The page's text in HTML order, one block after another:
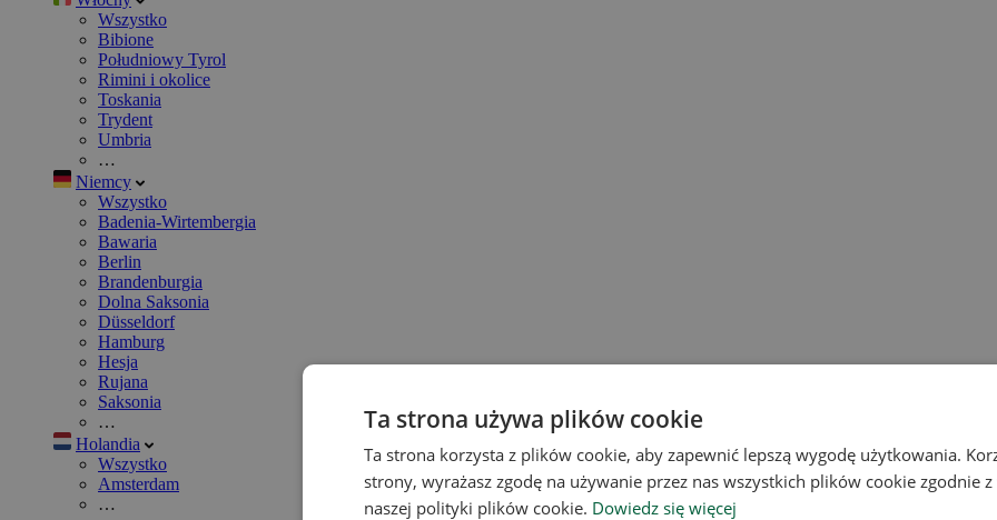
Wszystko
Bibione
Południowy Tyrol
Rimini i okolice
Toskania
Trydent
Umbria
…
Niemcy
Wszystko
Badenia-Wirtembergia
Bawaria
Berlin
Brandenburgia
Dolna Saksonia
Düsseldorf
Hamburg
Hesja
Rujana
Saksonia
…
Holandia
Wszystko
Amsterdam
…
Ta strona używa plików cookie
Ta strona korzysta z plików cookie, aby zapewnić lepszą wygodę użytkowania.
strony, wyrażasz zgodę na używanie przez nas wszystkich plików cookie zgodnie
naszej polityki plików cookie. Dowiedz się więcej